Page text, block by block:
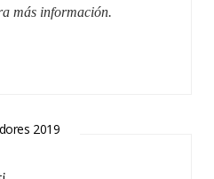
más información.
2019